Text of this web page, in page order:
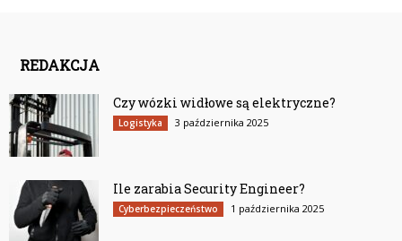
REDAKCJA
Czy wózki widłowe są elektryczne?
Logistyka 3 października 2025
Ile zarabia Security Engineer?
Cyberbezpieczeństwo 1 października 2025